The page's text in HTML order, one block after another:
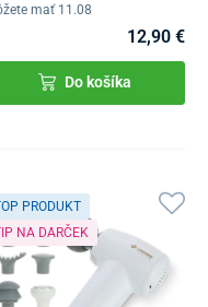
mať 11.08
12,90 €
Do košíka
PRODUKT
NA DARČEK